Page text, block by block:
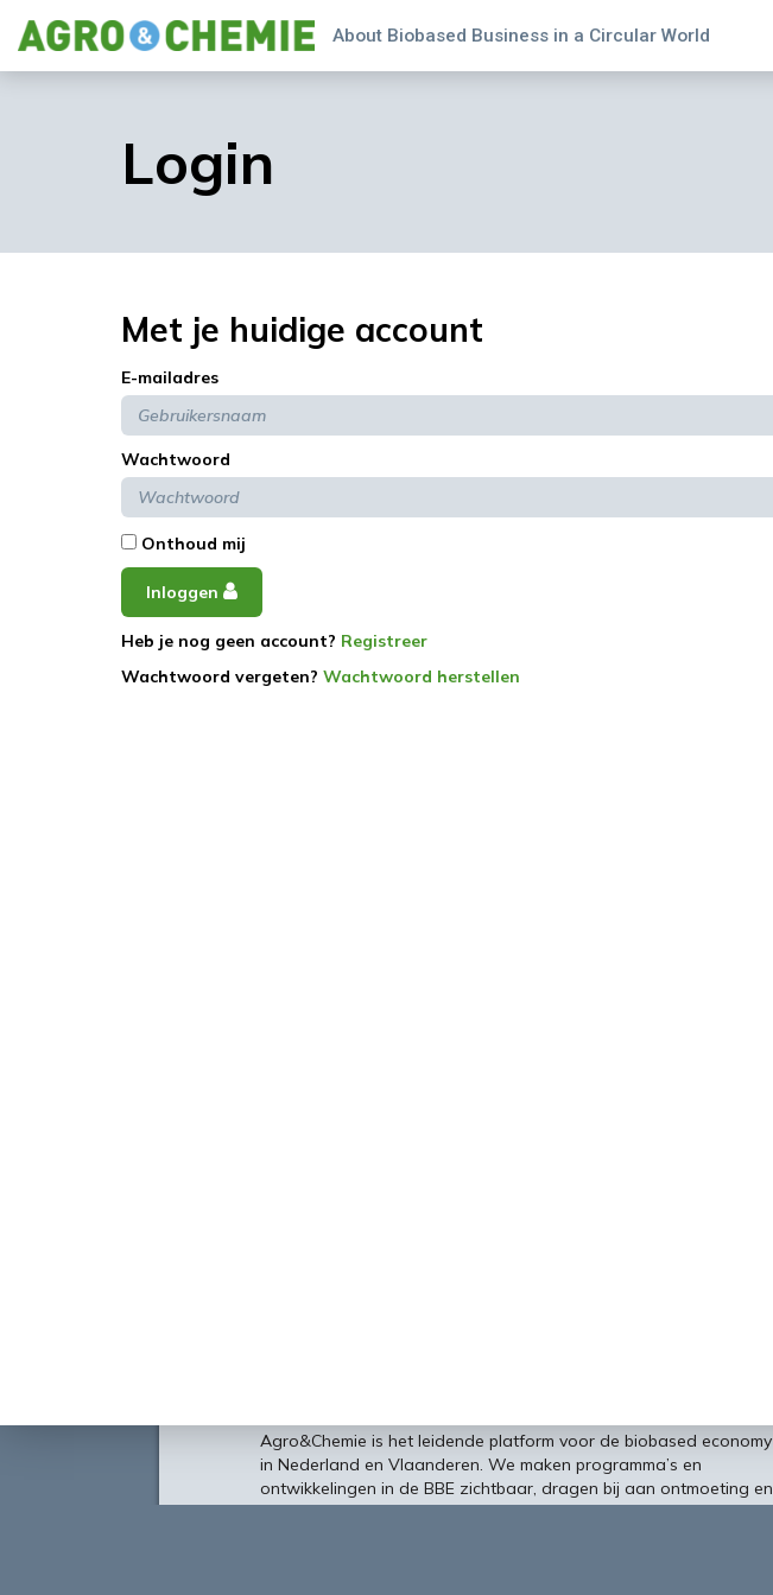
About Biobased Business in a Circular World
Login
Met je huidige account
E-mailadres
Wachtwoord
Onthoud mij
Inloggen
Heb je nog geen account? Registreer
Wachtwoord vergeten? Wachtwoord herstellen
Agro&Chemie is het leidende platform voor de biobased economy
in Nederland en Vlaanderen. We maken programma’s en
ontwikkelingen in de BBE zichtbaar, dragen bij aan ontmoeting en
verbinding tussen ondernemers, kennisinstellingen en overheid en